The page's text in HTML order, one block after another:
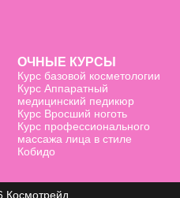
ОЧНЫЕ КУРСЫ
Курс базовой косметологии
Курс Аппаратный
медицинский педикюр
Курс Вросший ноготь
Курс профессионального
массажа лица в стиле
Кобидо
Космотрейд